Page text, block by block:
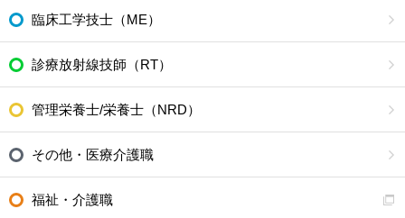
臨床工学技士（ME）
診療放射線技師（RT）
管理栄養士/栄養士（NRD）
その他・医療介護職
福祉・介護職